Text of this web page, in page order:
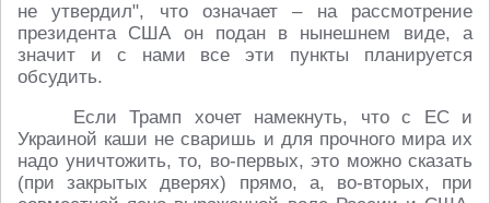
не утвердил", что означает – на рассмотрение
президента США он подан в нынешнем виде, а
значит и с нами все эти пункты планируется
обсудить.
Если Трамп хочет намекнуть, что с ЕС и
Украиной каши не сваришь и для прочного мира их
надо уничтожить, то, во-первых, это можно сказать
(при закрытых дверях) прямо, а, во-вторых, при